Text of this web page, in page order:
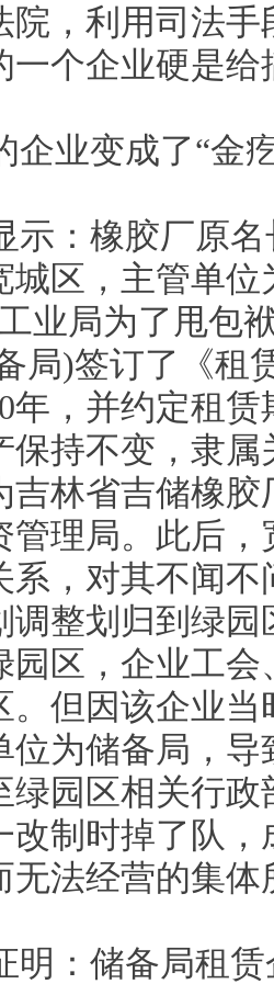
院，利用司法
一个企业硬是给
企业变成了“金
示：橡胶厂原
城区，主管单位
业局为了甩包
局)签订了《租
年，并约定租
保持不变，隶
吉林省吉储橡
管理局。此后
系，对其不闻不
调整划归到绿
园区，企业工
。但因该企业
位为储备局，
绿园区相关行
改制时掉了队
无法经营的集体
明：储备局租